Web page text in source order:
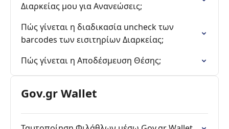
Διαρκείας μου για Ανανεώσεις;
Πώς γίνεται η διαδικασία uncheck των
barcodes των εισιτηρίων Διαρκείας;
Πώς γίνεται η Αποδέσμευση Θέσης;
Gov.gr Wallet